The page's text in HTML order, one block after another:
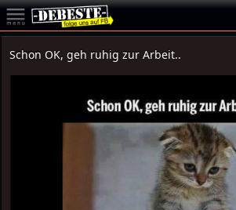
Schon OK, geh ruhig zur Arbeit..